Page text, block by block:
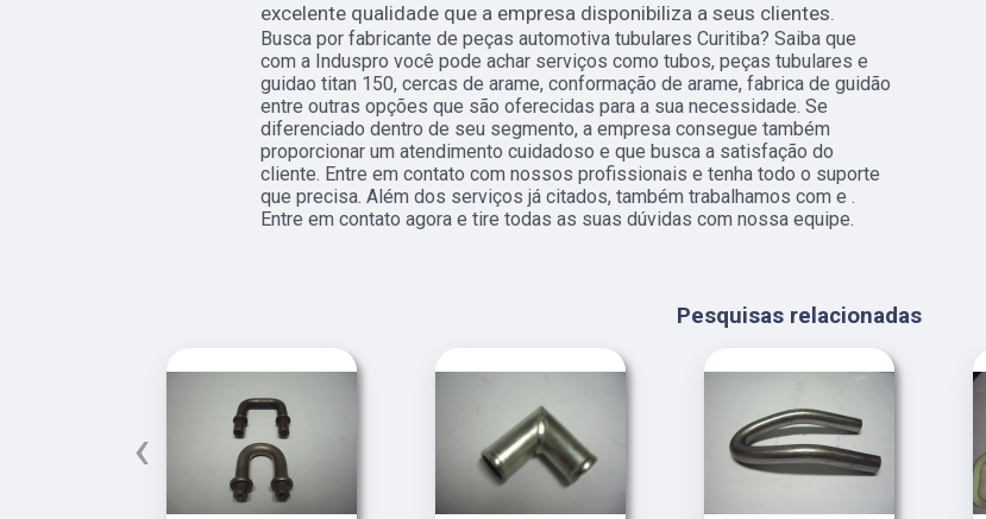
excelente qualidade que a empresa disponibiliza a seus clientes.
Busca por fabricante de peças automotiva tubulares Curitiba? Saiba que
com a Induspro você pode achar serviços como tubos, peças tubulares e
guidao titan 150, cercas de arame, conformação de arame, fabrica de guidão
entre outras opções que são oferecidas para a sua necessidade. Se
diferenciado dentro de seu segmento, a empresa consegue também
proporcionar um atendimento cuidadoso e que busca a satisfação do
cliente. Entre em contato com nossos profissionais e tenha todo o suporte
que precisa. Além dos serviços já citados, também trabalhamos com e .
Entre em contato agora e tire todas as suas dúvidas com nossa equipe.
Pesquisas relacionadas
‹